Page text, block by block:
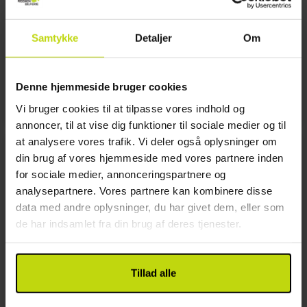
Samtykke Detaljer Om
Denne hjemmeside bruger cookies
Vi bruger cookies til at tilpasse vores indhold og
annoncer, til at vise dig funktioner til sociale medier og til
at analysere vores trafik. Vi deler også oplysninger om
din brug af vores hjemmeside med vores partnere inden
for sociale medier, annonceringspartnere og
analysepartnere. Vores partnere kan kombinere disse
data med andre oplysninger, du har givet dem, eller som
de har indsamlet fra din brug af deres tjenester.
Tillad alle
Den lille by Rančířov med cirka 400 indbyggere
smukt og indbyder til flotte vandreturer.
The Castle Garden